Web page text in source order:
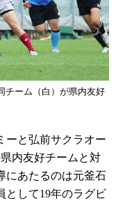
チーム（白）が県内友好
ーと弘前サクラオー
内友好チームと対
にあたるのは元釜石
として19年のラグビ